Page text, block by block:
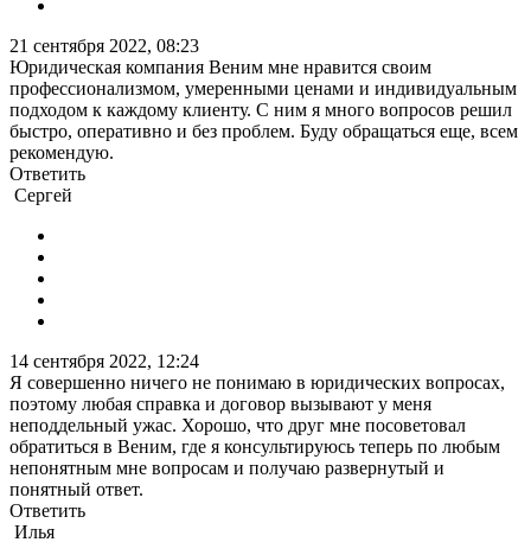
21 сентября 2022, 08:23
Юридическая компания Веним мне нравится своим
профессионализмом, умеренными ценами и индивидуальным
подходом к каждому клиенту. С ним я много вопросов решил
быстро, оперативно и без проблем. Буду обращаться еще, всем
рекомендую.
Ответить
Сергей
14 сентября 2022, 12:24
Я совершенно ничего не понимаю в юридических вопросах,
поэтому любая справка и договор вызывают у меня
неподдельный ужас. Хорошо, что друг мне посоветовал
обратиться в Веним, где я консультируюсь теперь по любым
непонятным мне вопросам и получаю развернутый и
понятный ответ.
Ответить
Илья